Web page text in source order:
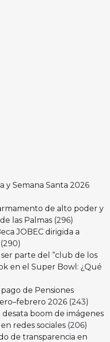
y Semana Santa 2026
de alto poder y
las Palmas (296)
JOBEC dirigida a
(290)
parte del “club de los
en el Super Bowl: ¿Qué
de Pensiones
2026 (243)
boom de imágenes
redes sociales (206)
de transparencia en